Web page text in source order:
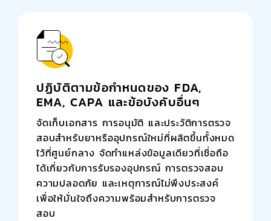
ปฏิบัติตามข้อกำหนดของ FDA,
EMA, CAPA และข้อบังคับอื่นๆ
จัดเก็บเอกสาร การอนุมัติ และประวัติการตรวจ
สอบสำหรับยาหรืออุปกรณ์ใหม่ที่ผลิตขึ้นทั้งหมด
ไว้ที่ศูนย์กลาง จัดทำแหล่งข้อมูลเดียวที่เชื่อถือ
ได้เกี่ยวกับการรับรองอุปกรณ์ การตรวจสอบ
ความปลอดภัย และเหตุการณ์ไม่พึงประสงค์
เพื่อให้มั่นใจถึงความพร้อมสำหรับการตรวจ
สอบ